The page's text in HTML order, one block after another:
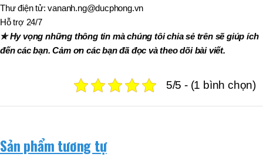
Thư điện tử: vananh.ng@ducphong.vn
Hỗ trợ 24/7
✯ Hy vọng những thông tin mà chúng tôi chia sẻ trên sẽ giúp ích
đến các bạn. Cảm ơn các bạn đã đọc và theo dõi bài viết.
5/5 - (1 bình chọn)
Sản phẩm tương tự